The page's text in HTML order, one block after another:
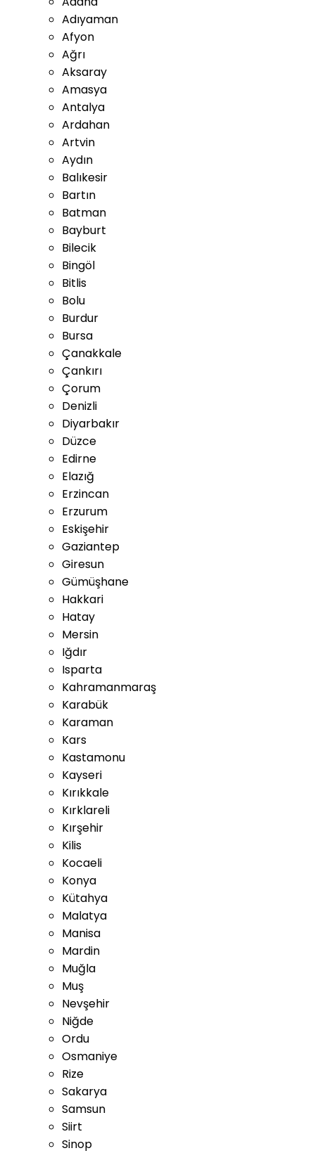
Adıyaman
Afyon
Ağrı
Aksaray
Amasya
Antalya
Ardahan
Artvin
Aydın
Balıkesir
Bartın
Batman
Bayburt
Bilecik
Bingöl
Bitlis
Bolu
Burdur
Bursa
Çanakkale
Çankırı
Çorum
Denizli
Diyarbakır
Düzce
Edirne
Elazığ
Erzincan
Erzurum
Eskişehir
Gaziantep
Giresun
Gümüşhane
Hakkari
Hatay
Mersin
Iğdır
Isparta
Kahramanmaraş
Karabük
Karaman
Kars
Kastamonu
Kayseri
Kırıkkale
Kırklareli
Kırşehir
Kilis
Kocaeli
Konya
Kütahya
Malatya
Manisa
Mardin
Muğla
Muş
Nevşehir
Niğde
Ordu
Osmaniye
Rize
Sakarya
Samsun
Siirt
Sinop